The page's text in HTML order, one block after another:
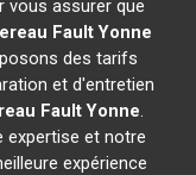
vous assurer que
Fault Yonne
des tarifs
et d'entretien
Fault Yonne.
expertise et notre
expérience